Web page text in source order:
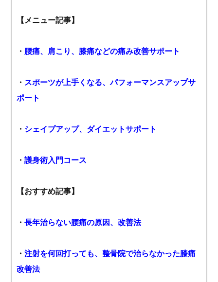
【メニュー記事】
・ 腰痛、肩こり、膝痛などの痛み改善サポート
・ スポーツが上手くなる、パフォーマンスアップサ
ポート
・ シェイプアップ、ダイエットサポート
・護身術入門コース
【おすすめ記事】
・長年治らない腰痛の原因、改善法
・注射を何回打っても、整骨院で治らなかった膝痛
改善法